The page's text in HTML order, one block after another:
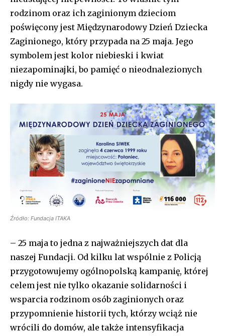
rodzinom oraz ich zaginionym dzieciom
poświęcony jest Międzynarodowy Dzień Dziecka
Zaginionego, który przypada na 25 maja. Jego
symbolem jest kolor niebieski i kwiat
niezapominajki, bo pamięć o nieodnalezionych
nigdy nie wygasa.
Źródło: Fundacja ITAKA
– 25 maja to jedna z najważniejszych dat dla
naszej Fundacji. Od kilku lat wspólnie z Policją
przygotowujemy ogólnopolską kampanię, której
celem jest nie tylko okazanie solidarności i
wsparcia rodzinom osób zaginionych oraz
przypomnienie historii tych, którzy wciąż nie
wrócili do domów, ale także intensyfikacja